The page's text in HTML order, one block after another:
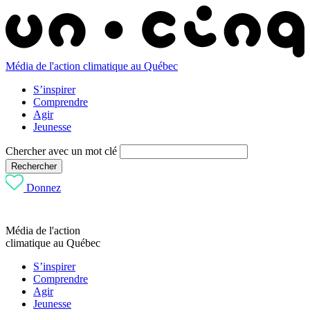
Média de l'action climatique au Québec
S’inspirer
Comprendre
Agir
Jeunesse
Chercher avec un mot clé
Rechercher
Donnez
Média de l'action
climatique au Québec
S’inspirer
Comprendre
Agir
Jeunesse